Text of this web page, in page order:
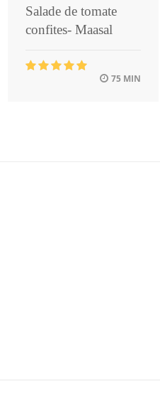
Salade de tomate
confites- Maasal
75 MIN